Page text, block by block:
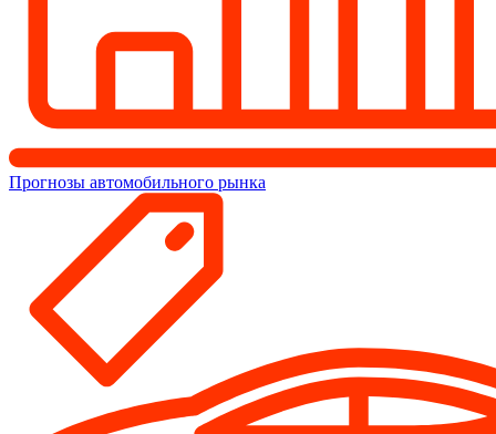
Прогнозы автомобильного рынка